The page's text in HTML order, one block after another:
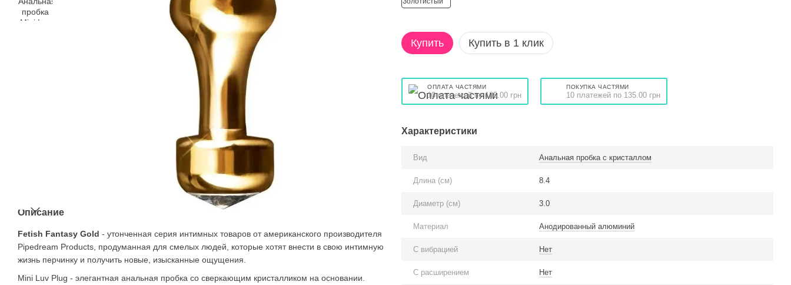
Описание
Fetish Fantasy Gold - утонченная серия интимных товаров от американского производителя
Pipedream Products, продуманная для смелых людей, которые хотят внести в свою интимную
жизнь перчинку и получить новые, изысканные ощущения.
Mini Luv Plug - элегантная анальная пробка со сверкающим кристалликом на основании.
Купить Купить в 1 клик
ОПЛАТА ЧАСТЯМИ
10 платежей по 135.00 грн
ПОКУПКА ЧАСТЯМИ
10 платежей по 135.00 грн
Характеристики
Вид Анальная пробка с кристаллом
Длина (см) 8.4
Диаметр (см) 3.0
Материал Анодированный алюминий
С вибрацией Нет
С расширением Нет